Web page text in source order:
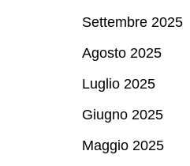
Settembre 2025
Agosto 2025
Luglio 2025
Giugno 2025
Maggio 2025